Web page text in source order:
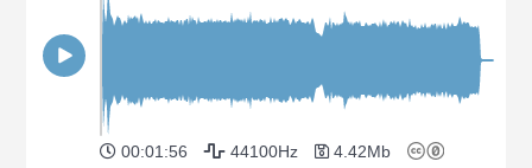
00:01:56 44100Hz 4.42Mb